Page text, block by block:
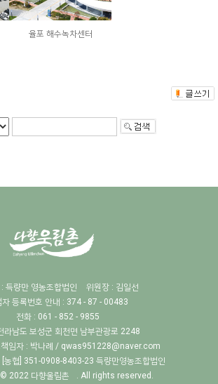
율포 해수녹차센터
득량만 영농조합법인
위원장 : 김일선
자 등록번호 안내 : 374 - 87 - 00483
전화 : 061 - 852 - 9855
라남도 보성군 회천면 남부관광로 2248
임자 : 박나례 / qwas951228@naver.com
[농협] 351-0908-8403-23 득량만영농조합법인
© 2022 다향울림촌 . All rights reserved.